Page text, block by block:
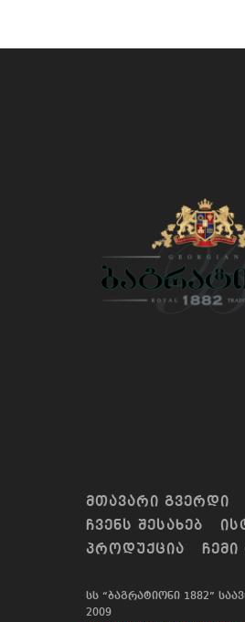
ᲛᲗᲐᲕᲐᲠᲘ ᲒᲕᲔᲠᲓᲘ
ᲩᲕᲔᲜᲡ ᲨᲔᲡᲐᲮᲔᲑ
ᲞᲠᲝᲓᲣᲥᲪᲘᲐ
სს “ბაგრატიონი 1882”
2009